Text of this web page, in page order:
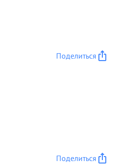
Поделиться
Поделиться